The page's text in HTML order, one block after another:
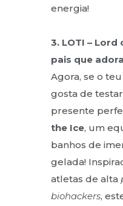
energia!
3. LOTI – Lord
pais que
Agora, se o
gosta de
presente
the Ice, um
banhos de
gelada!
atletas de alta
biohackers,